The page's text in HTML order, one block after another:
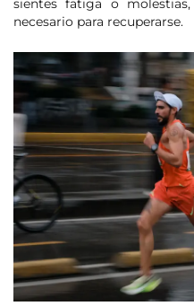
sientes fatiga o
necesario para recuperarse.